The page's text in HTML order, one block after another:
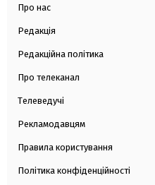
Про нас
Редакція
Редакційна політика
Про телеканал
Телеведучі
Рекламодавцям
Правила користування
Політика конфіденційності